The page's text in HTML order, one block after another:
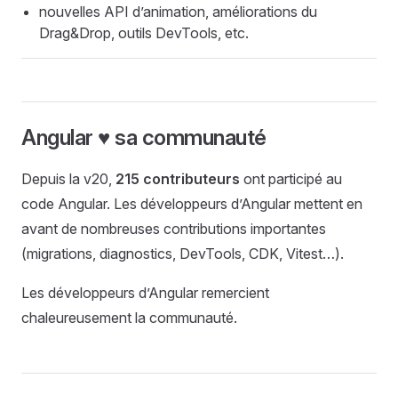
nouvelles API d’animation, améliorations du
Drag&Drop, outils DevTools, etc.
Angular ♥️ sa communauté
Depuis la v20, 215 contributeurs ont participé au
code Angular. Les développeurs d’Angular mettent en
avant de nombreuses contributions importantes
(migrations, diagnostics, DevTools, CDK, Vitest…).
Les développeurs d’Angular remercient
chaleureusement la communauté.